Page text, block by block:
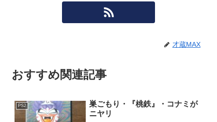
才蔵MAX
おすすめ関連記事
PS2
巣ごもり・『桃鉄』・コナミが
ニヤリ